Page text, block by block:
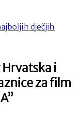
dječjih
i
za film
”